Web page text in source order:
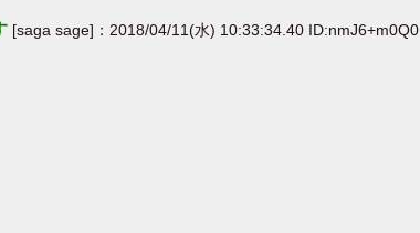
[saga sage]：2018/04/11(水) 10:33:34.40 ID:nmJ6+m0Q0